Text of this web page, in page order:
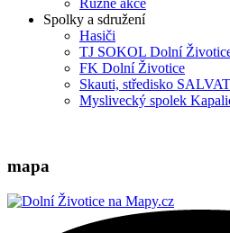
Různé akce
Spolky a sdružení
Hasiči
TJ SOKOL Dolní
FK Dolní Životice
Skauti, středisko
Myslivecký spolek
mapa